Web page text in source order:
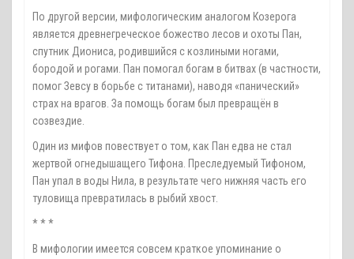
По другой версии, мифологическим аналогом Козерога
является древнегреческое божество лесов и охоты Пан,
спутник Диониса, родившийся с козлиными ногами,
бородой и рогами. Пан помогал богам в битвах (в частности,
помог Зевсу в борьбе с титанами), наводя «панический»
страх на врагов. За помощь богам был превращён в
созвездие.
Один из мифов повествует о том, как Пан едва не стал
жертвой огнедышащего Тифона. Преследуемый Тифоном,
Пан упал в воды Нила, в результате чего нижняя часть его
туловища превратилась в рыбий хвост.
* * *
В мифологии имеется совсем краткое упоминание о